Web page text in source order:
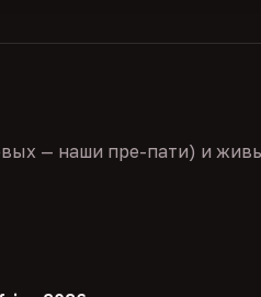
— наши пре-пати) и